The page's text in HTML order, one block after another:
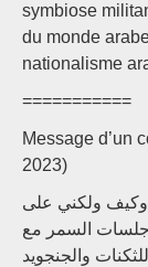
symbiose
du monde
nationalisme
===========
Message d’un
2023)
وكيف ولكني على
و جلسات السمر مع
والجنجويد